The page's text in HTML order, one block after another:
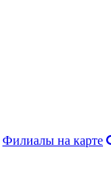
Филиалы на карте